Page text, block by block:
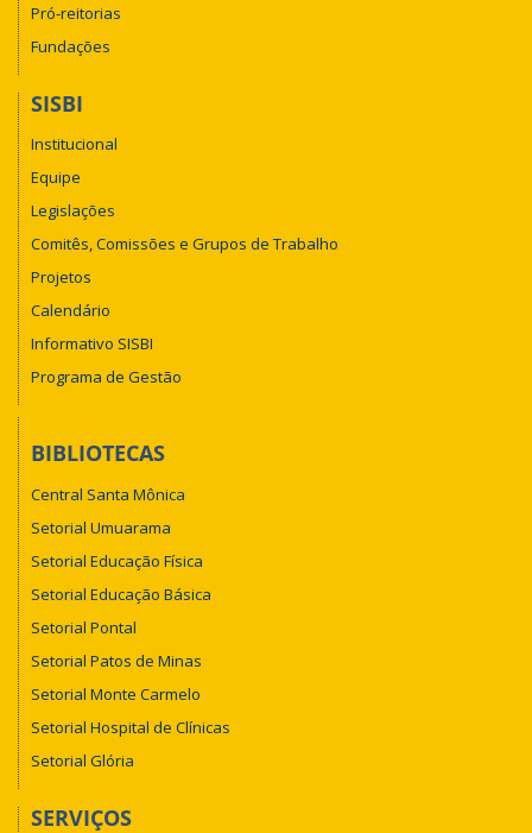
Pró-reitorias
Fundações
SISBI
Institucional
Equipe
Legislações
Comitês, Comissões e Grupos de Trabalho
Projetos
Calendário
Informativo SISBI
Programa de Gestão
BIBLIOTECAS
Central Santa Mônica
Setorial Umuarama
Setorial Educação Física
Setorial Educação Básica
Setorial Pontal
Setorial Patos de Minas
Setorial Monte Carmelo
Setorial Hospital de Clínicas
Setorial Glória
SERVIÇOS